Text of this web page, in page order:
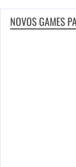
NOVOS GAMES